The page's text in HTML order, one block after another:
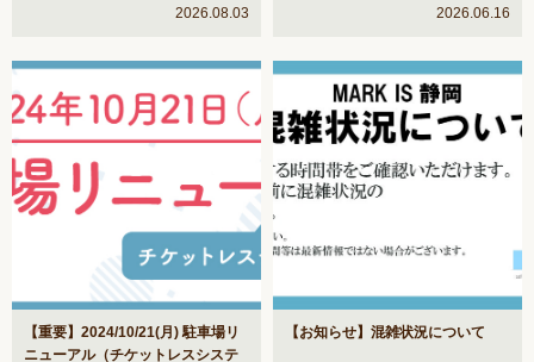
2026.08.03 2026.06.16
【重要】2024/10/21(月) 駐車場リ
ニューアル（チケットレスシステ
【お知らせ】混雑状況について